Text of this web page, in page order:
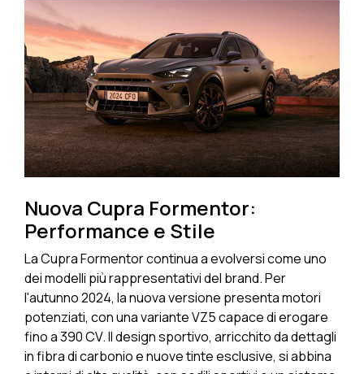
Nuova Cupra Formentor:
Performance e Stile
La Cupra Formentor continua a evolversi come uno
dei modelli più rappresentativi del brand. Per
l'autunno 2024, la nuova versione presenta motori
potenziati, con una variante VZ5 capace di erogare
fino a 390 CV. Il design sportivo, arricchito da dettagli
in fibra di carbonio e nuove tinte esclusive, si abbina